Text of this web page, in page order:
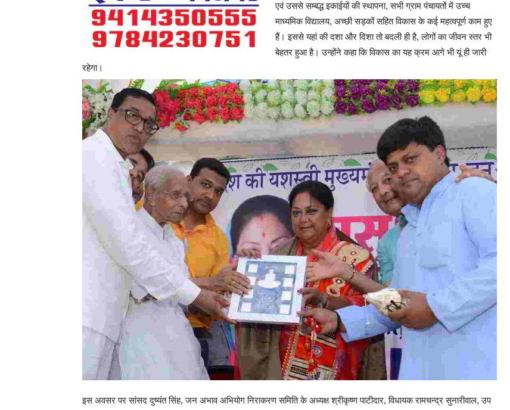
एवं उससे सम्बद्ध इकाईयों की स्थापना, सभी ग्राम पंचायतों में उच्च
माध्यमिक विद्यालय, अच्छी सड़कों सहित विकास के कई महत्वपूर्ण काम हुए
हैं। इससे यहां की दशा और दिशा तो बदली ही है, लोगों का जीवन स्तर भी
बेहतर हुआ है। उन्होंने कहा कि विकास का यह क्रम आगे भी यूं ही जारी
रहेगा।
इस अवसर पर सांसद दुष्यंत सिंह, जन अभाव अभियोग निराकरण समिति के अध्यक्ष श्रीकृष्ण पाटीदार, विधायक रामचन्द्र सुनारीवाल, उप